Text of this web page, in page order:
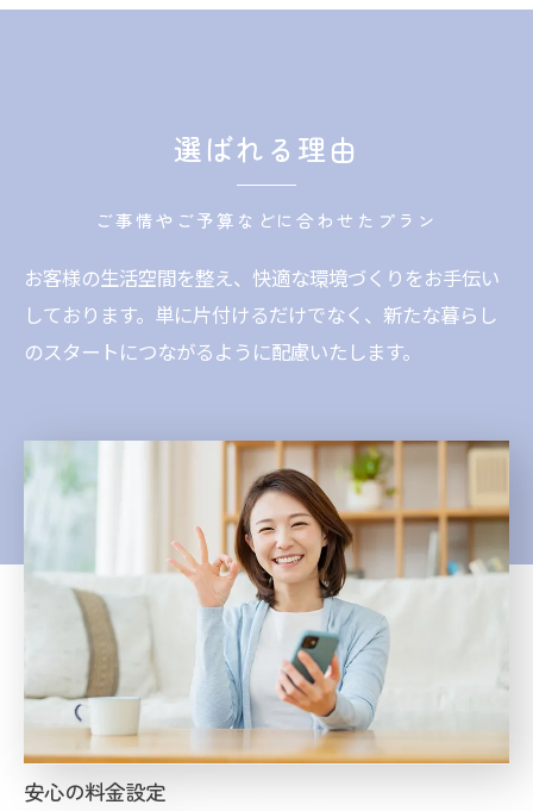
ご事情やご予算などに合わせたプラン
選ばれる理由
お客様の生活空間を整え、快適な環境づくりをお手伝い
しております。単に片付けるだけでなく、新たな暮らし
のスタートにつながるように配慮いたします。
安心の料金設定